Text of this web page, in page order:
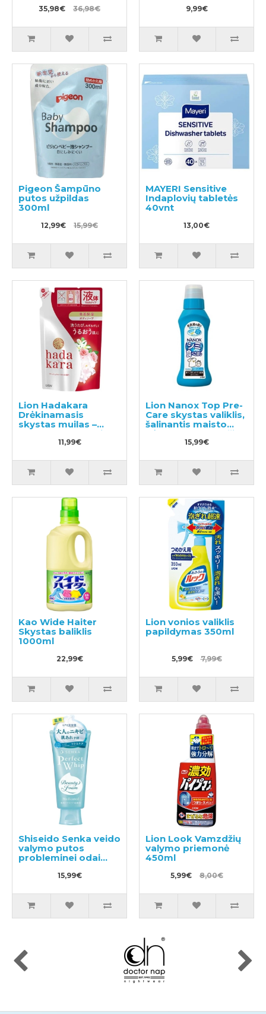
35,98€ 36,98€ 9,99€
Pigeon Šampūno
putos užpildas
300ml
12,99€ 15,99€
MAYERI Sensitive
Indaplovių tabletės
40vnt
13,00€
Lion Hadakara
Drėkinamasis
skystas muilas –
skystas kūno muilas-
gelis su gėlių kvapu,
11,99€
Lion Nanox Top Pre-
Care skystas valiklis,
šalinantis maisto
dėmes ant drabužių
15,99€
Kao Wide Haiter
Skystas baliklis
1000ml
22,99€
Lion vonios valiklis
papildymas 350ml
5,99€ 7,99€
Shiseido Senka veido
valymo putos
probleminei odai
15,99€
Lion Look Vamzdžių
valymo priemonė
450ml
5,99€ 8,00€